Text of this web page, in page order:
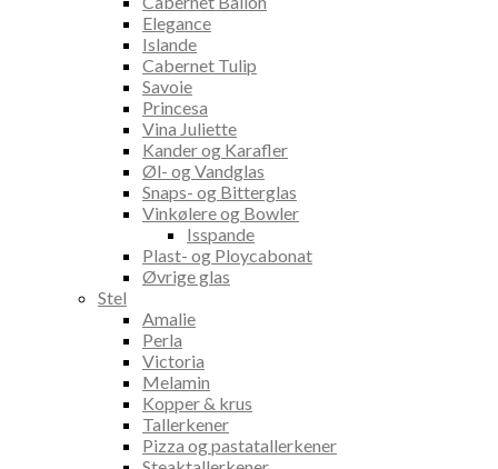
Elegance
Islande
Cabernet Tulip
Savoie
Princesa
Vina Juliette
Kander og Karafler
Øl- og Vandglas
Snaps- og Bitterglas
Vinkølere og Bowler
Isspande
Plast- og Ploycabonat
Øvrige glas
Stel
Amalie
Perla
Victoria
Melamin
Kopper & krus
Tallerkener
Pizza og pastatallerkener